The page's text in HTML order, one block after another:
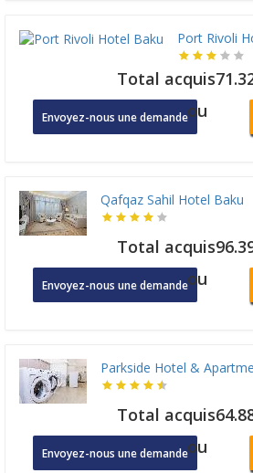
Port Rivoli
Total
Envoyez-nous une demandeou
Qafqaz Sahil Hotel Baku
Total
Envoyez-nous une demandeou
Parkside Hotel &
Total
Envoyez-nous une demandeou